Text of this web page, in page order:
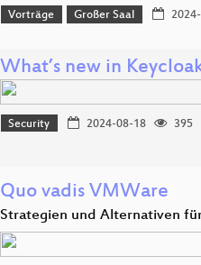
Vorträge Großer Saal
What’s new in
Security 2024-08-18 395
Quo vadis VMWare
Strategien und Alternativen